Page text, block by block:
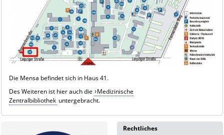
Die Mensa befindet sich in Haus 41.
Des Weiteren ist hier auch die
Medizinische
Zentralbibliothek untergebracht.
Rechtliches